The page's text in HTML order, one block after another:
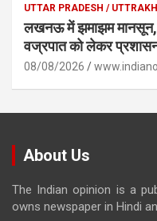
UTTAR PRADESH /
लखनऊ में झमाझम मानसून,
वज्रपात को लेकर
08/08/2026
About Us
The Indian opinion is a
owns newspaper in Hindi